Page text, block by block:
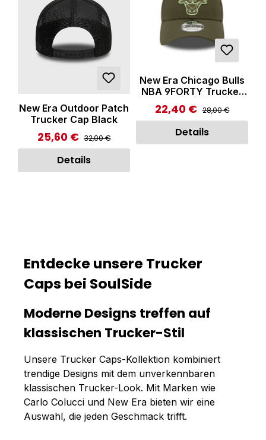
New Era Outdoor Patch
Trucker Cap Black
Verkaufspreis:
25,60 € Regulärer Preis:
32,00 €
Details
New Era Chicago Bulls
NBA 9FORTY Trucker
Cap Green
Verkaufspreis:
22,40 € Regulärer Preis:
28,00 €
Details
Entdecke unsere Trucker
Caps bei SoulSide
Moderne Designs treffen auf
klassischen Trucker-Stil
Unsere Trucker Caps-Kollektion kombiniert
trendige Designs mit dem unverkennbaren
klassischen Trucker-Look. Mit Marken wie
Carlo Colucci und New Era bieten wir eine
Auswahl, die jeden Geschmack trifft.